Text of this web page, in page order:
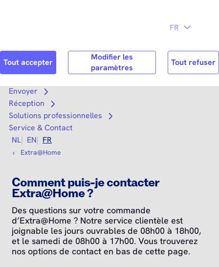
Chercher
Envoyer
Open submenu
Réception
Open submenu
Solutions professionnelles
Open submenu
Service & Contact
NL
EN FR
Extra@Home
Comment puis-je contacter
Extra@Home ?
Des questions sur votre commande
d’Extra@Home ? Notre service clientèle est
joignable les jours ouvrables de 08h00 à 18h00,
et le samedi de 08h00 à 17h00. Vous trouverez
nos options de contact en bas de cette page.